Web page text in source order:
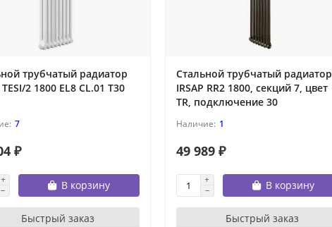
трубчатый радиатор
TESI/2 1800 EL8 CL.01 T30
7
₽
В корзину
Быстрый заказ
Стальной трубчатый радиатор
IRSAP RR2 1800, секций 7, цвет
TR, подключение 30
1
49 989 ₽
В корзину
Быстрый заказ